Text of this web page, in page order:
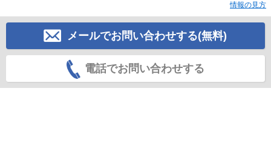
情報の見方
メールでお問い合わせする(無料)
電話でお問い合わせする